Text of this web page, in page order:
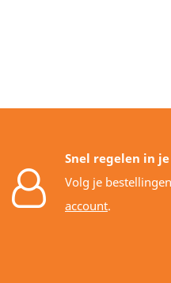
Snel regelen in
Volg je
account.